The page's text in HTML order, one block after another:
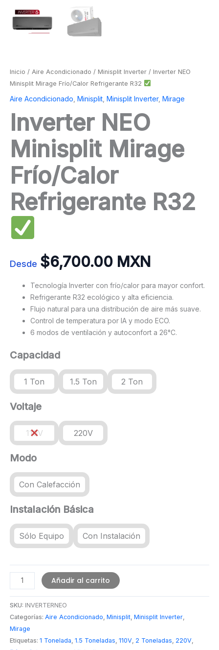
Inicio / Aire Acondicionado / Minisplit Inverter / Inverter NEO
Minisplit Mirage Frío/Calor Refrigerante R32
Aire Acondicionado Minisplit Minisplit Inverter, Mirage
Inverter NEO
Minisplit Mirage
Frío/Calor
Refrigerante R32
Desde $6,700.00 MXN
Tecnología Inverter con frío/calor para mayor confort.
Refrigerante R32 ecológico y alta eficiencia.
Flujo natural para una distribución de aire más suave.
Control de temperatura por IA y modo ECO.
6 modos de ventilación y autoconfort a 26°C.
Capacidad
1 Ton 1.5 Ton 2 Ton
Voltaje
110V 220V
Modo
Con Calefacción
Instalación Básica
Sólo Equipo Con Instalación
Inverter
NEO
R32
Añadir al carrito
SKU: INVERTERNEO
Categorías: Aire Acondicionado Minisplit Minisplit Inverter
Mirage
Etiquetas: 1 Tonelada 1.5 Toneladas 110V 2 Toneladas 220V